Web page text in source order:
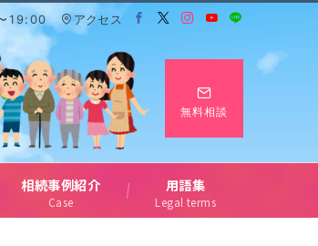
19:00 アクセス
無料相談
相続事例紹介
Case
用語集
Legal terms